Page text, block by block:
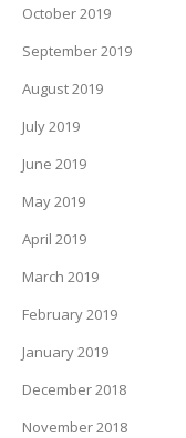
October 2019
September 2019
August 2019
July 2019
June 2019
May 2019
April 2019
March 2019
February 2019
January 2019
December 2018
November 2018